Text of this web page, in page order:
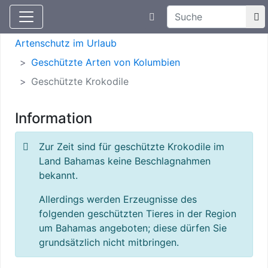
Aktuelle Meldungen
Suchtexteingabe
Artenschutz
Artenschutz im Urlaub
Geschützte Arten von Kolumbien
Geschützte Krokodile
Information
Zur Zeit sind für geschützte Krokodile im
Land Bahamas keine Beschlagnahmen
bekannt.
Allerdings werden Erzeugnisse des
folgenden geschützten Tieres in der Region
um Bahamas angeboten; diese dürfen Sie
grundsätzlich nicht mitbringen.